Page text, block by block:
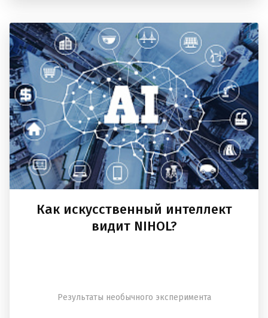
Как искусственный интеллект
видит NIHOL?
Результаты необычного эксперимента